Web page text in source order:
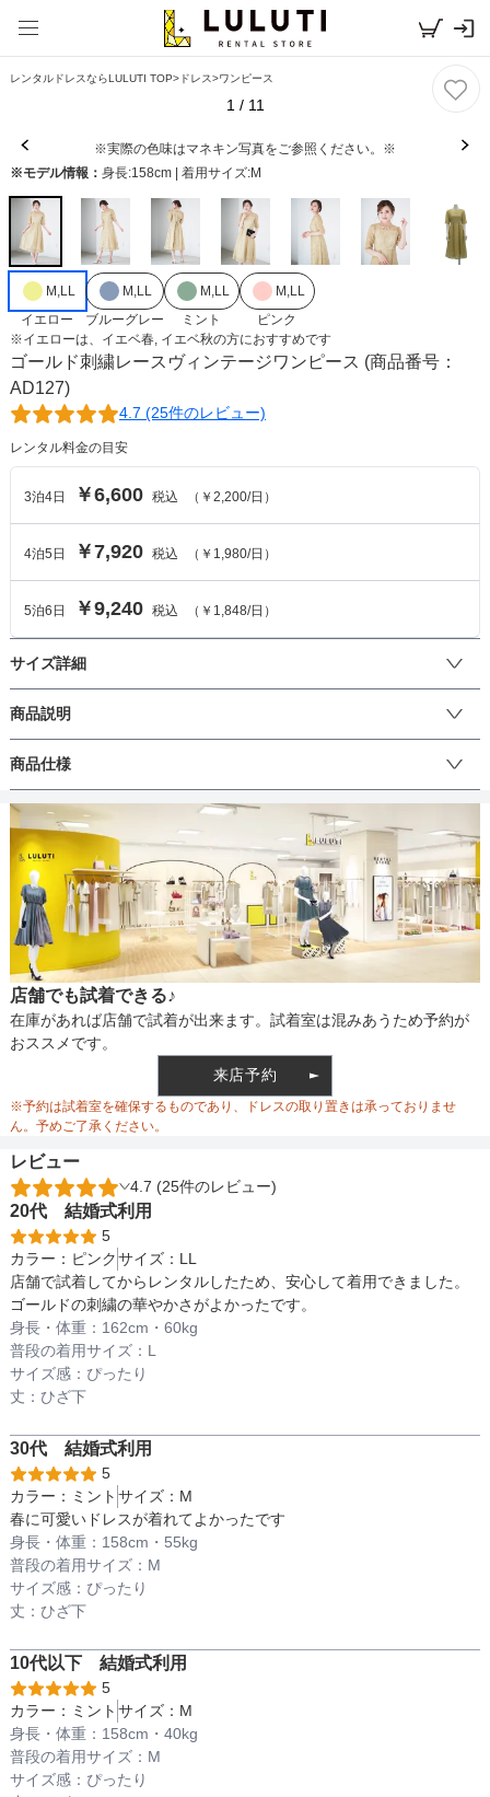
レンタルドレスならLULUTI TOP>ドレス>ワンピース
1 / 11
※実際の色味はマネキン写真をご参照ください。※
※モデル情報： 身長:158cm | 着用サイズ:M
M,LL
イエロー
M,LL
ブルーグレー
M,LL
ミント
M,LL
ピンク
※イエローは、 イエベ春, イエベ秋の方におすすめです
ゴールド刺繍レースヴィンテージワンピース (商品番号：
AD127)
4.7 (25件のレビュー)
レンタル料金の目安
3泊4日 ￥6,600 税込 （ ￥2,200/日）
4泊5 日 ￥7,920 税込 （ ￥1,980/日）
5泊6 日 ￥9,240 税込 （ ￥1,848/日）
サイズ詳細
ワンピースのサイズ
サイズ (cm)
着丈 102
肩幅 33 36
そでの長さ 31 35
アームホール 44
バスト 82 90
70
ヒップ 110 130
すそまわり
商品説明
ゴールドの刺繍レースが目を引くフレアワンピース。エレガントな
フレアワンピースに大判の花柄刺繍が華やかさを演出します。ウエ
ストは高めで切り替えられている為、脚長効果抜群。首元と袖口が
切り替えられているのがワンポイント。ウエストは後ろのリボンで
調節できるので、体系に合わせて着用できる一枚です。歩くたびに
ふんわりと揺れるフレアスカートが目を引きます。結婚式をはじめ
とするお祝い事での着用はもちろん、ちょっとしたお出かけや写真
撮影などでもご利用頂けます♪シーンに合わせてご利用下さい。
商品仕様
丈 ひざ上 ひざ下 ミモレ パンツ
生地の厚さ 薄い 厚め
裏地 なし
ウエスト調整 リボン調整
備考
素材
仕様
インナー
透け感
着丈目安
ファスナー
店舗でも試着できる♪
在庫があれば店舗で試着が出来ます。試着室は混みあうため予約が
おススメです。
来店予約
※予約は試着室を確保するものであり、ドレスの取り置きは承っておりませ
ん。予めご了承ください。
レビュー
4.7 (25件のレビュー)
20代 結婚式利用
5
カラー： ピンクサイズ： LL
店舗で試着してからレンタルしたため、安心して着用できました。
ゴールドの刺繍の華やかさがよかったです。
身長・体重： 162cm・ 60kg
普段の着用サイズ： L
サイズ感： ぴったり
丈： ひざ下
30代 結婚式利用
5
カラー： ミント サイズ： M
春に可愛いドレスが着れてよかったです
身長・体重： 158cm・ 55kg
普段の着用サイズ： M
サイズ感： ぴったり
丈： ひざ下
10代以下 結婚式利用
5
カラー： ミント サイズ： M
身長・体重： 158cm・ 40kg
普段の着用サイズ： M
サイズ感： ぴったり